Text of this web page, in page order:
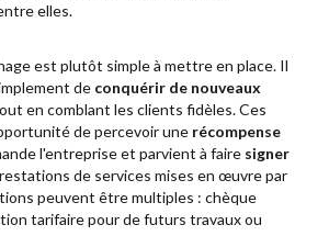
elles.
est plutôt simple à mettre en place. Il
de conquérir de nouveaux
en comblant les clients fidèles. Ces
de percevoir une récompense
l'entreprise et parvient à faire signer
de services mises en œuvre par
peuvent être multiples : chèque
tarifaire pour de futurs travaux ou